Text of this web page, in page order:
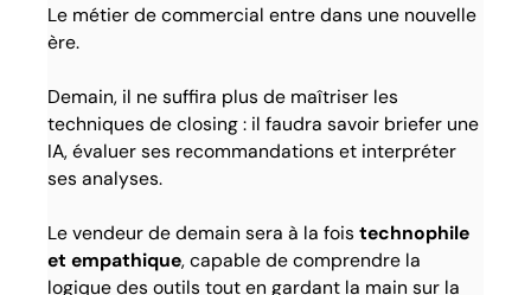
Le métier de commercial entre dans une nouvelle
ère.
Demain, il ne suffira plus de maîtriser les
techniques de closing : il faudra savoir briefer une
IA, évaluer ses recommandations et interpréter
ses analyses.
Le vendeur de demain sera à la foistechnophile
et empathique, capable de comprendre la
logique des outils tout en gardant la main sur la